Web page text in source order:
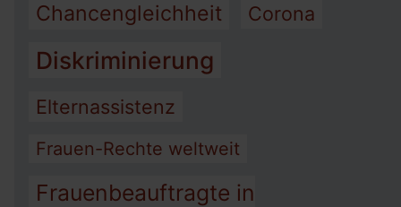
Chancengleichheit Corona
Diskriminierung
Elternassistenz
Frauen-Rechte weltweit
Frauenbeauftragte in